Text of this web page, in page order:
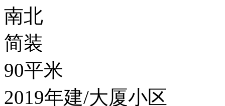
南北
简装
90平米
2019年建/大厦小区